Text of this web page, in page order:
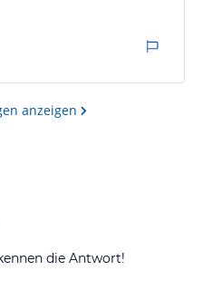
anzeigen
die Antwort!